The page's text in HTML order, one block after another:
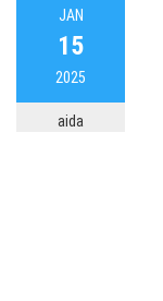
JAN
15
2025
aida